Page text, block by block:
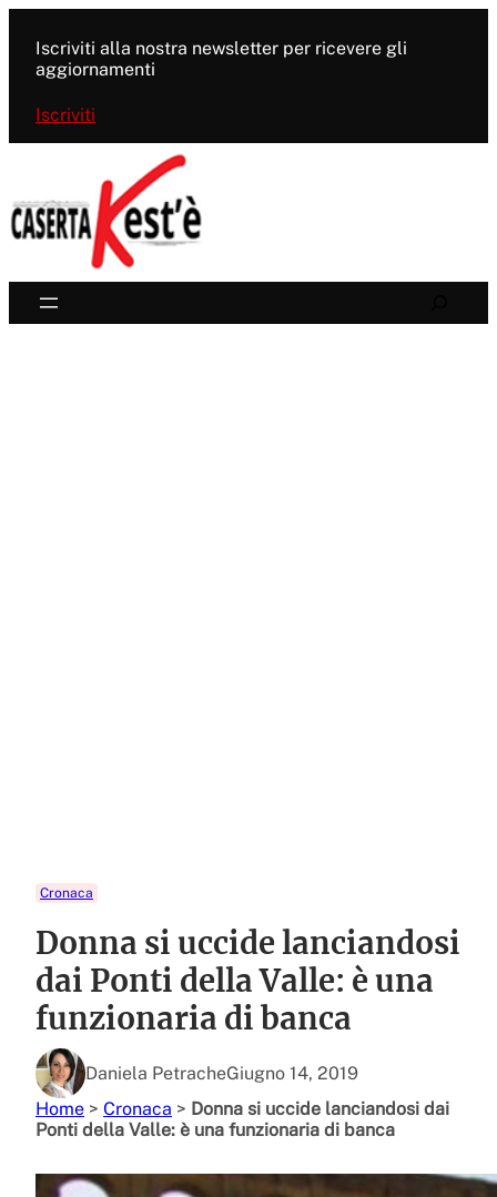
contenuto
Iscriviti alla nostra newsletter per ricevere gli
aggiornamenti
Iscriviti
Cronaca
Donna si uccide lanciandosi
dai Ponti della Valle: è una
funzionaria di banca
Daniela PetracheGiugno 14, 2019
Home > Cronaca > Donna si uccide lanciandosi dai
Ponti della Valle: è una funzionaria di banca